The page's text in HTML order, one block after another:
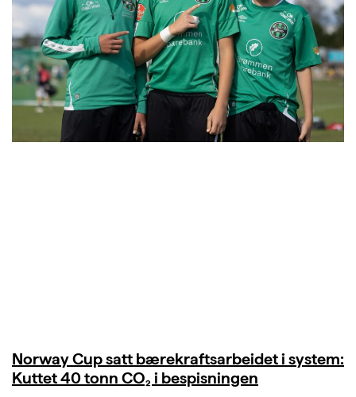
Norway Cup satt bærekraftsarbeidet i system:
Kuttet 40 tonn CO₂ i bespisningen